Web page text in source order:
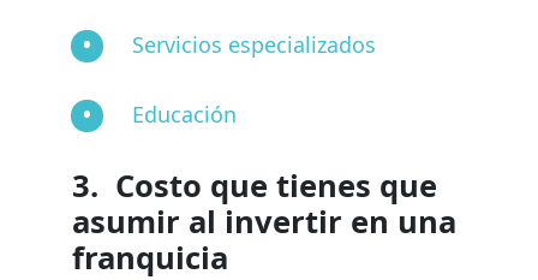
Servicios especializados
Educación
3. Costo que tienes que
asumir al invertir en una
franquicia